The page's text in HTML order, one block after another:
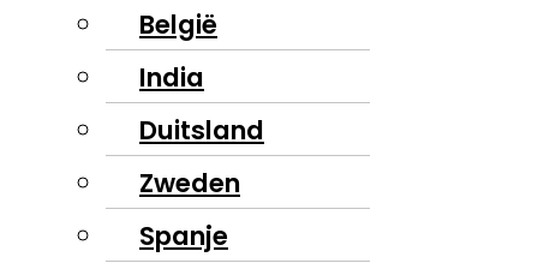
België
India
Duitsland
Zweden
Spanje